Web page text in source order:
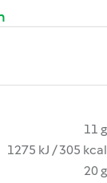
11 g
1275 kJ / 305 kcal
20 g